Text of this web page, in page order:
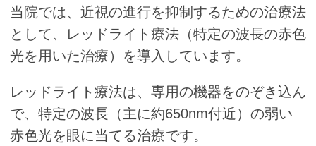
当院では、近視の進行を抑制するための治療法
として、レッドライト療法（特定の波長の赤色
光を用いた治療）を導入しています。
レッドライト療法は、専用の機器をのぞき込ん
で、特定の波長（主に約650nm付近）の弱い
赤色光を眼に当てる治療です。